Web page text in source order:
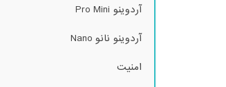
آردوینو Pro Mini
آردوینو نانو Nano
امنیت